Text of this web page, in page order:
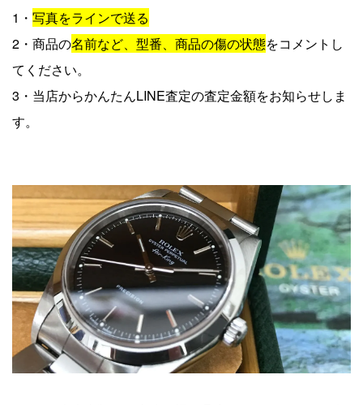
1・ 写真をラインで送る
2・商品の名前など、型番、商品の傷の状態をコメントし
てください。
3・当店からかんたんLINE査定の査定金額をお知らせしま
す。